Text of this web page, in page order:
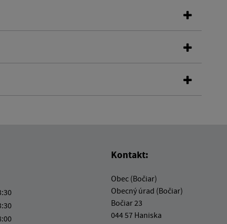
Kontakt:
Obec (Bočiar)
Obecný úrad (Bočiar)
Bočiar 23
044 57 Haniska